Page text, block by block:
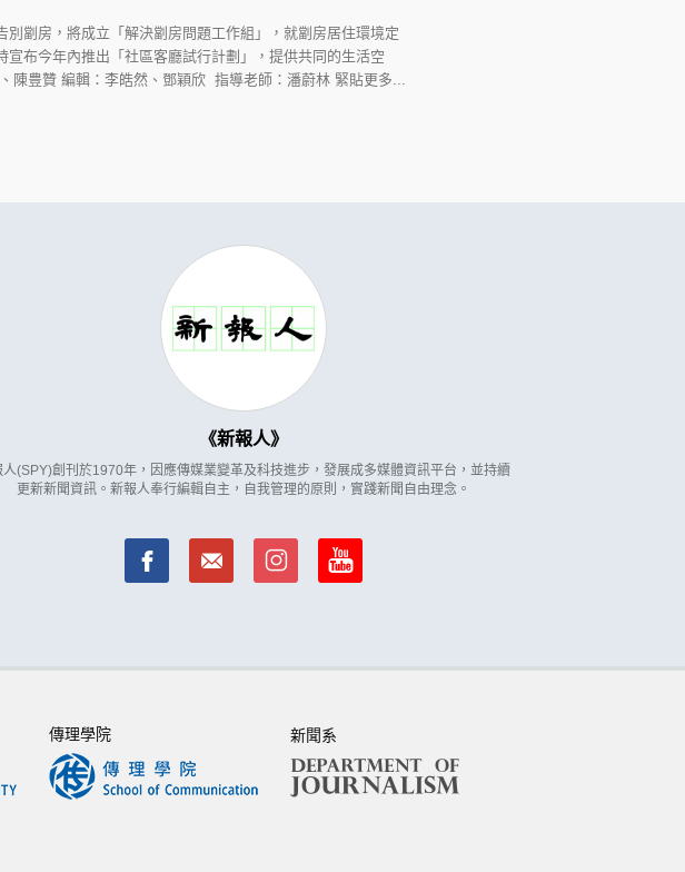
別劏房，將成立「解決劏房問題工作組」，就劏房居住環境定
宣布今年內推出「社區客廳試行計劃」，提供共同的生活空
陳豊贊 編輯：李皓然、鄧穎欣 指導老師：潘蔚林 緊貼更多...
新報人
人(SPY)創刊於1970年，因應傳媒業變革及科技進步，發展成多媒體資訊平台，並持續
更新新聞資訊。新報人奉行編輯自主，自我管理的原則，實踐新聞自由理念。
傳理學院 新聞系